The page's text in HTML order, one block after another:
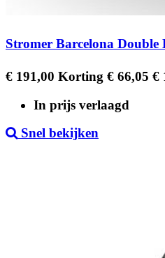
Stromer Barcelona Double
Regular
€ 191,00 Korting € 66,05 €
In prijs verlaagd
Snel bekijken